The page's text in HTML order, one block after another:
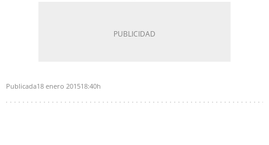
Publicada18 enero 201518:40h